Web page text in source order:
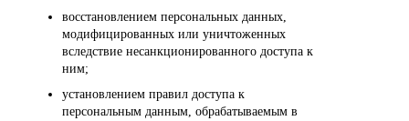
восстановлением персональных данных,
модифицированных или уничтоженных
вследствие несанкционированного доступа к
ним;
установлением правил доступа к
персональным данным, обрабатываемым в